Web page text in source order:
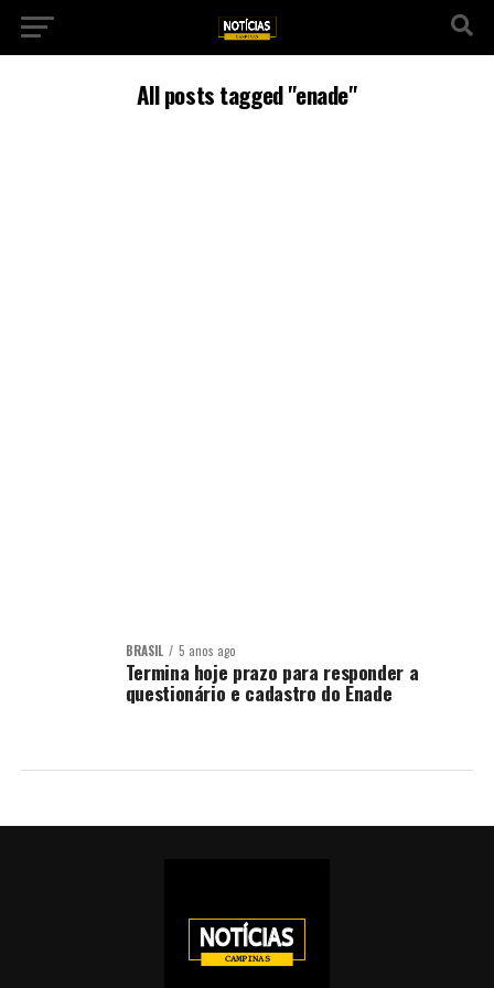
All posts tagged "enade"
BRASIL 5 anos ago
Termina hoje prazo para responder a
questionário e cadastro do Enade